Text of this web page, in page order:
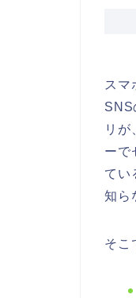
スマ
SNS
リが
ーで
てい
知ら
そこ